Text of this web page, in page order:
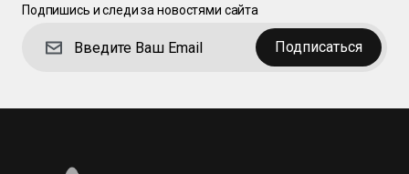
Подпишись и следи за новостями сайта
Подписаться